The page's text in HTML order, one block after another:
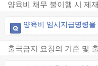
양육비 채무 불이행 시 제
양육비 임시지급명령
출국금지 요청의 기준 및